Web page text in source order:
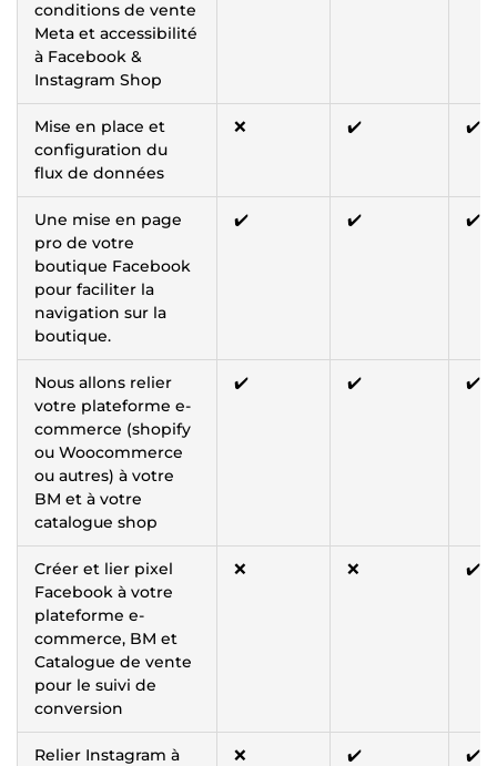
conditions de vente
Meta et accessibilité
à Facebook &
Instagram Shop
Mise en place et
configuration du
flux de données
❌ ✔️ ✔️
Une mise en page
pro de votre
boutique Facebook
pour faciliter la
navigation sur la
boutique.
✔️ ✔️ ✔️
Nous allons relier
votre plateforme e-
commerce (shopify
ou Woocommerce
ou autres) à votre
BM et à votre
catalogue shop
✔️ ✔️ ✔️
Créer et lier pixel
Facebook à votre
plateforme e-
commerce, BM et
Catalogue de vente
pour le suivi de
conversion
❌ ❌ ✔️
Relier Instagram à
❌ ✔️ ✔️